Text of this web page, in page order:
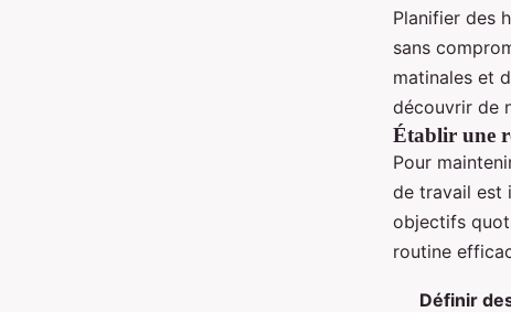
Planifier des
sans
matinales et
découvrir de
Établir une
Pour
de travail est
objectifs
routine
Définir